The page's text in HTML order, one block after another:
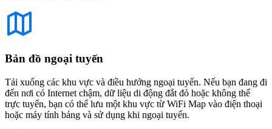
Bản đồ ngoại tuyến
Tải xuống các khu vực và điều hướng ngoại tuyến. Nếu bạn đang đi
đến nơi có Internet chậm, dữ liệu di động đắt đỏ hoặc không thể
trực tuyến, bạn có thể lưu một khu vực từ WiFi Map vào điện thoại
hoặc máy tính bảng và sử dụng khi ngoại tuyến.